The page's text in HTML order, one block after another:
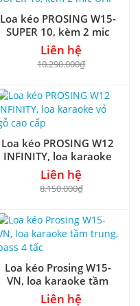
Loa kéo PROSING W15-
SUPER 10, kèm 2 mic
UHF
Liên hệ
10.290.000₫
Loa kéo PROSING W12
INFINITY, loa karaoke
vỏ gỗ cao cấp
Liên hệ
8.150.000₫
Loa kéo Prosing W15-
VN, loa karaoke tầm
trung, bass 4 tấc
Liên hệ